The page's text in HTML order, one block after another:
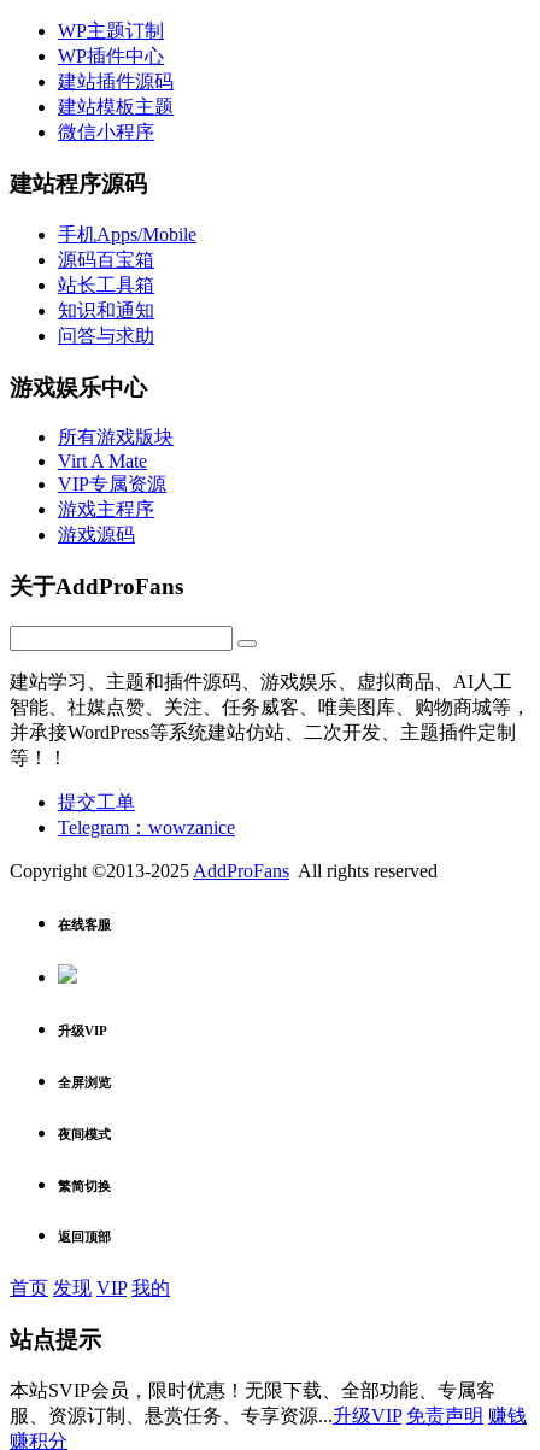
WP主题订制
WP插件中心
建站插件源码
建站模板主题
微信小程序
建站程序源码
手机Apps/Mobile
源码百宝箱
站长工具箱
知识和通知
问答与求助
游戏娱乐中心
所有游戏版块
Virt A Mate
VIP专属资源
游戏主程序
游戏源码
关于AddProFans
建站学习、主题和插件源码、游戏娱乐、虚拟商品、AI人工
智能、社媒点赞、关注、任务威客、唯美图库、购物商城等，
并承接WordPress等系统建站仿站、二次开发、主题插件定制
等！！
提交工单
Telegram：wowzanice
Copyright ©2013-2025 AddProFans All rights reserved
在线客服
升级VIP
全屏浏览
夜间模式
繁简切换
返回顶部
首页 发现 VIP 我的
站点提示
本站SVIP会员，限时优惠！无限下载、全部功能、专属客
服、资源订制、悬赏任务、专享资源...升级VIP 免责声明 赚钱
赚积分